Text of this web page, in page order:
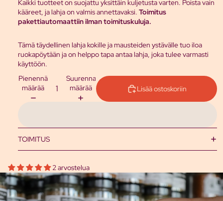
Kaikki tuotteet on suojattu yksittäin kuljetusta varten. Poista vain
kääreet, ja lahja on valmis annettavaksi. Toimitus
pakettiautomaattiin ilman toimituskuluja.
Tämä täydellinen lahja kokille ja mausteiden ystävälle tuo iloa
ruokapöytään ja on helppo tapa antaa lahja, joka tulee varmasti
käyttöön.
Pienennä
määrää
Suurenna
määrää
Lisää ostoskoriin
TOIMITUS
2 arvostelua